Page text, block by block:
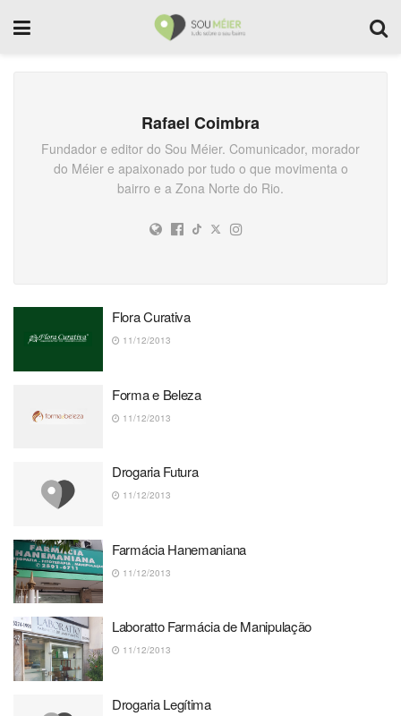
Rafael Coimbra
Fundador e editor do Sou Méier. Comunicador, morador
do Méier e apaixonado por tudo o que movimenta o
bairro e a Zona Norte do Rio.
Flora Curativa
11/12/2013
Forma e Beleza
11/12/2013
Drogaria Futura
11/12/2013
Farmácia Hanemaniana
11/12/2013
Laboratto Farmácia de Manipulação
11/12/2013
Drogaria Legítima